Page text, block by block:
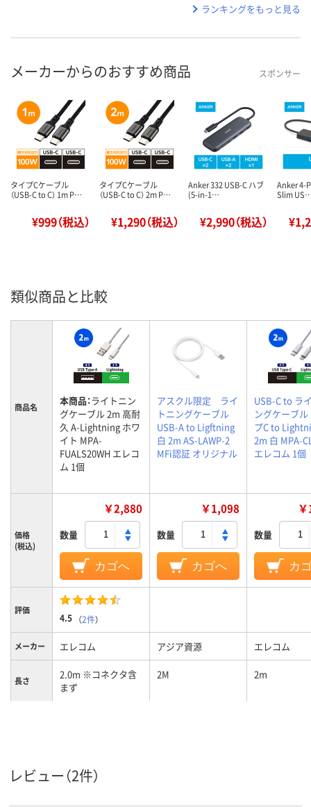
ランキングをもっと見る
メーカーからのおすすめ商品 スポンサー
タイプCケーブル
（USB-C to C） 1m P…
¥999（税込）
タイプCケーブル
（USB-C to C） 2m P…
¥1,290（税込）
Anker 332 USB-C ハブ
(5-in-1…
¥2,990（税込）
Anker 4-
Slim
類似商品と比較
商品名 本商品：ライトニン
グケーブル 2m 高耐
久 A-Lightning ホワ
イト MPA-
FUALS20WH エレコ
ム 1個
アスクル限定 ライ
トニングケーブル
USB-A to Ligftning
白 2m AS-LAWP-2
MFi認証 オリジナル
USB-C to ラ
ングケーブル
プC to
2m 白 MPA-
エレコム 1個
価格
(税込)
￥2,880
数量
カゴへ
￥1,098
数量
カゴへ
数量
カ
評価
4.5 （2件）
メーカー エレコム アジア資源 エレコム
長さ
2.0m ※コネクタ含
まず
2M 2m
保証期間 1年
レビュー（2件）